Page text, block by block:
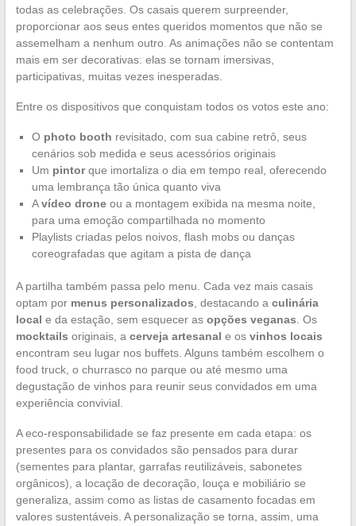
todas as celebrações. Os casais querem surpreender,
proporcionar aos seus entes queridos momentos que não se
assemelham a nenhum outro. As animações não se contentam
mais em ser decorativas: elas se tornam imersivas,
participativas, muitas vezes inesperadas.
Entre os dispositivos que conquistam todos os votos este ano:
O photo booth revisitado, com sua cabine retrô, seus
cenários sob medida e seus acessórios originais
Um pintorque imortaliza o dia em tempo real, oferecendo
uma lembrança tão única quanto viva
Avídeo droneou a montagem exibida na mesma noite,
para uma emoção compartilhada no momento
Playlists criadas pelos noivos, flash mobs ou danças
coreografadas que agitam a pista de dança
A partilha também passa pelo menu. Cada vez mais casais
optam por menus personalizados , destacando a culinária
local e da estação, sem esquecer as opções veganas . Os
mocktails originais, a cerveja artesanal e os vinhos locais
encontram seu lugar nos buffets. Alguns também escolhem o
food truck, o churrasco no parque ou até mesmo uma
degustação de vinhos para reunir seus convidados em uma
experiência convivial.
A eco-responsabilidade se faz presente em cada etapa: os
presentes para os convidados são pensados para durar
(sementes para plantar, garrafas reutilizáveis, sabonetes
orgânicos), a locação de decoração, louça e mobiliário se
generaliza, assim como as listas de casamento focadas em
valores sustentáveis. A personalização se torna, assim, uma